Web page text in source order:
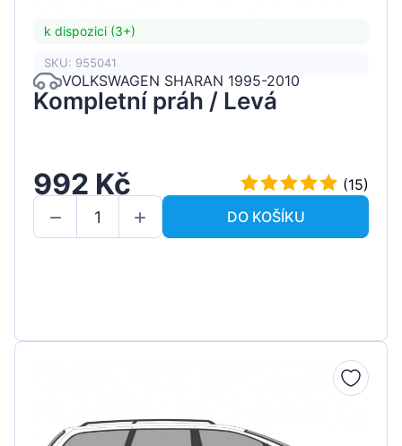
k dispozici (3+)
SKU: 955041
VOLKSWAGEN SHARAN 1995-2010
Kompletní práh / Levá
992 Kč
(15)
DO KOŠÍKU